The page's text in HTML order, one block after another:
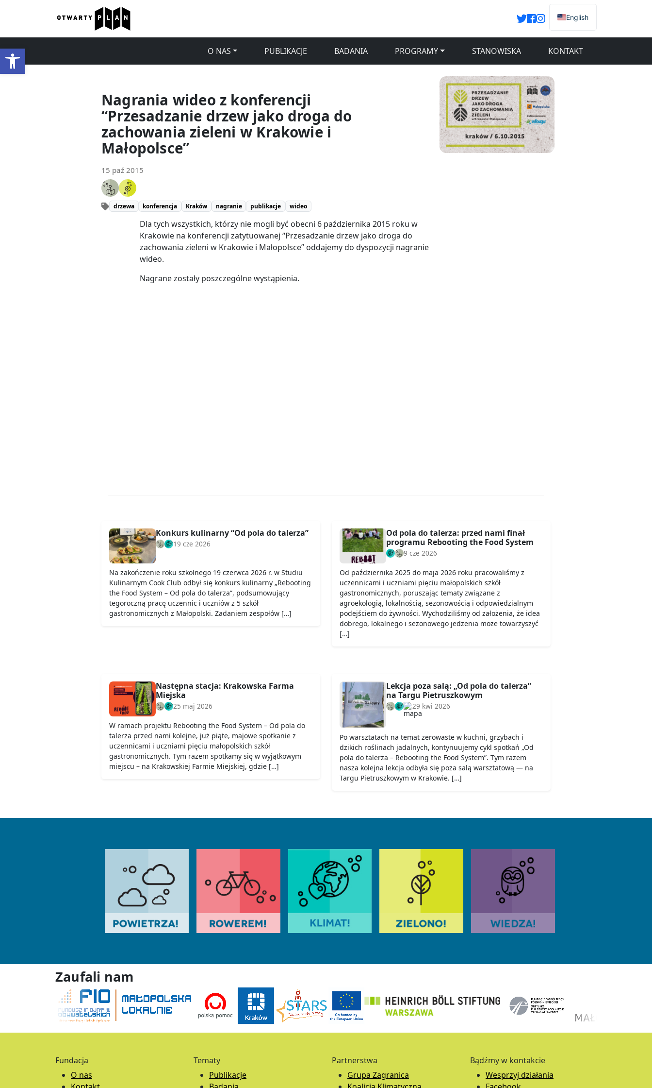
Otwórz pasek narzędzi
English
O NAS PUBLIKACJE BADANIA PROGRAMY STANOWISKA KONTAKT
Nagrania wideo z konferencji
“Przesadzanie drzew jako droga do
zachowania zieleni w Krakowie i
Małopolsce”
15 paź 2015
drzewa konferencja Kraków nagranie publikacje wideo
Dla tych wszystkich, którzy nie mogli być obecni 6 października 2015 roku w
Krakowie na konferencji zatytuowanej “Przesadzanie drzew jako droga do
zachowania zieleni w Krakowie i Małopolsce” oddajemy do dyspozycji nagranie
wideo.
Nagrane zostały poszczególne wystąpienia.
Konkurs kulinarny “Od pola do talerza”
19 cze 2026
Na zakończenie roku szkolnego 19 czerwca 2026 r. w Studiu
Kulinarnym Cook Club odbył się konkurs kulinarny „Rebooting
the Food System – Od pola do talerza”, podsumowujący
tegoroczną pracę uczennic i uczniów z 5 szkół
gastronomicznych z Małopolski. Zadaniem zespołów […]
Od pola do talerza: przed nami finał
programu Rebooting the Food System
9 cze 2026
Od października 2025 do maja 2026 roku pracowaliśmy z
uczennicami i uczniami pięciu małopolskich szkół
gastronomicznych, poruszając tematy związane z
agroekologią, lokalnością, sezonowością i odpowiedzialnym
podejściem do żywności. Wychodziliśmy od założenia, że idea
dobrego, lokalnego i sezonowego jedzenia może towarzyszyć
[…]
Następna stacja: Krakowska Farma
Miejska
25 maj 2026
W ramach projektu Rebooting the Food System – Od pola do
talerza przed nami kolejne, już piąte, majowe spotkanie z
uczennicami i uczniami pięciu małopolskich szkół
gastronomicznych. Tym razem spotkamy się w wyjątkowym
miejscu – na Krakowskiej Farmie Miejskiej, gdzie […]
Lekcja poza salą: „Od pola do talerza”
na Targu Pietruszkowym
29 kwi 2026
Po warsztatach na temat zerowaste w kuchni, grzybach i
dzikich roślinach jadalnych, kontynuujemy cykl spotkań „Od
pola do talerza – Rebooting the Food System”. Tym razem
nasza kolejna lekcja odbyła się poza salą warsztatową — na
Targu Pietruszkowym w Krakowie. […]
Zaufali nam
Fundacja
O nas
Tematy
Publikacje
Partnerstwa
Grupa Zagranica
Bądźmy w kontakcie
Wesprzyj działania